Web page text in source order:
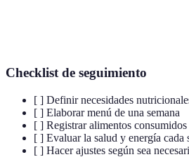
Checklist de seguimiento
[ ] Definir necesidades
[ ] Elaborar menú de una semana
[ ] Registrar alimentos consumidos
[ ] Evaluar la salud y energía cada
[ ] Hacer ajustes según sea